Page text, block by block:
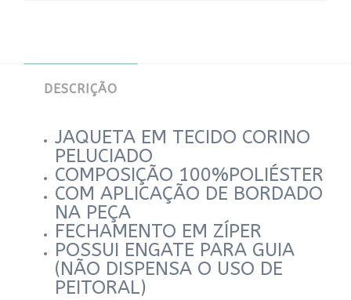
DESCRIÇÃO
JAQUETA EM TECIDO CORINO
PELUCIADO
COMPOSIÇÃO 100%POLIÉSTER
COM APLICAÇÃO DE BORDADO
NA PEÇA
FECHAMENTO EM ZÍPER
POSSUI ENGATE PARA GUIA
(NÃO DISPENSA O USO DE
PEITORAL)